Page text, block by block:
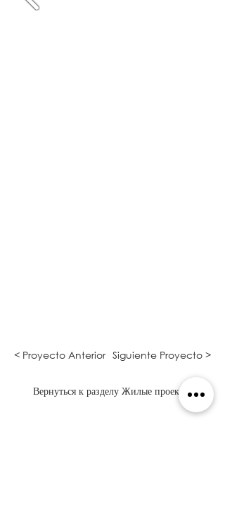
< Proyecto Anterior Siguiente Proyecto >
Вернуться к разделу Жилые проекты